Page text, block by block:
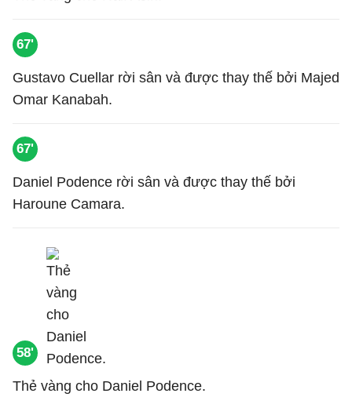
67'
Gustavo Cuellar rời sân và được thay thế bởi Majed
Omar Kanabah.
67'
Daniel Podence rời sân và được thay thế bởi
Haroune Camara.
58'
Thẻ vàng cho Daniel Podence.